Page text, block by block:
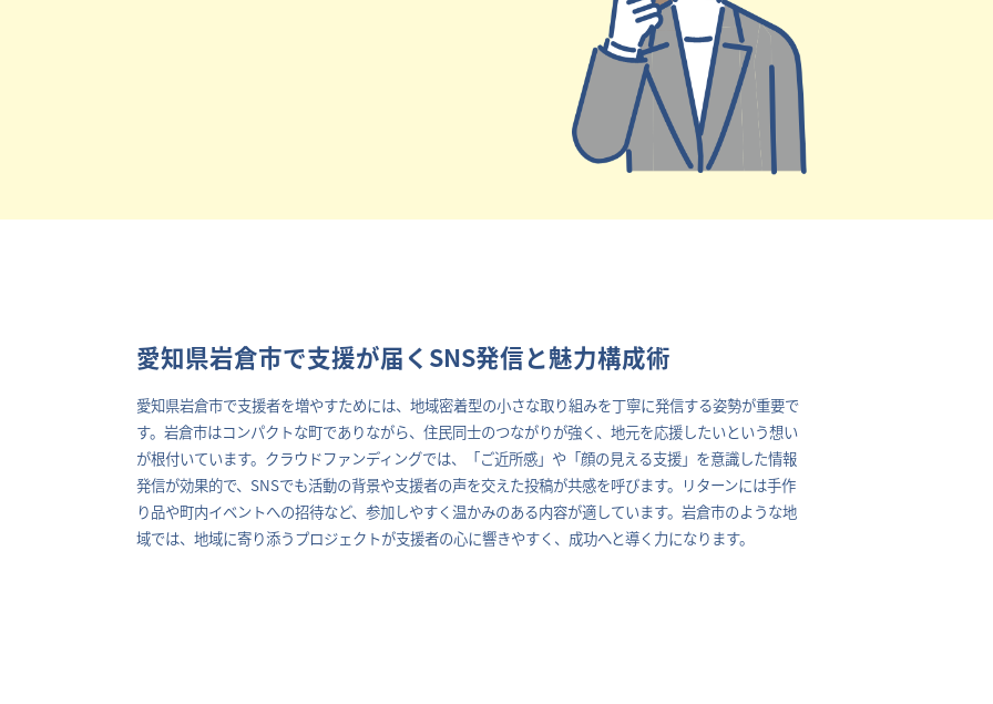
愛知県岩倉市で支援が届くSNS発信と魅力構成術
愛知県岩倉市で支援者を増やすためには、地域密着型の小さな取り組みを丁寧に発信する姿勢が重要で
す。岩倉市はコンパクトな町でありながら、住民同士のつながりが強く、地元を応援したいという想い
が根付いています。クラウドファンディングでは、「ご近所感」や「顔の見える支援」を意識した情報
発信が効果的で、SNSでも活動の背景や支援者の声を交えた投稿が共感を呼びます。リターンには手作
り品や町内イベントへの招待など、参加しやすく温かみのある内容が適しています。岩倉市のような地
域では、地域に寄り添うプロジェクトが支援者の心に響きやすく、成功へと導く力になります。